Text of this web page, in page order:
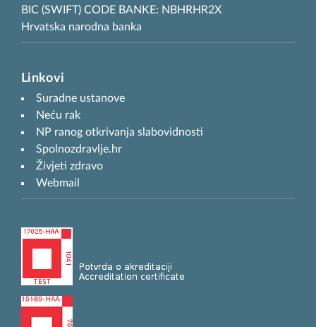
BIC (SWIFT) CODE BANKE: NBHRHR2X
Hrvatska narodna banka
Linkovi
Suradne ustanove
Neću rak
NP ranog otkrivanja slabovidnosti
Spolnozdravlje.hr
Živjeti zdravo
Webmail